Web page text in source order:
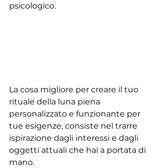
psicologico.
La cosa migliore per creare il tuo
rituale della luna piena
personalizzato e funzionante per
tue esigenze, consiste nel trarre
ispirazione dagli interessi e dagli
oggetti attuali che hai a portata di
mano.